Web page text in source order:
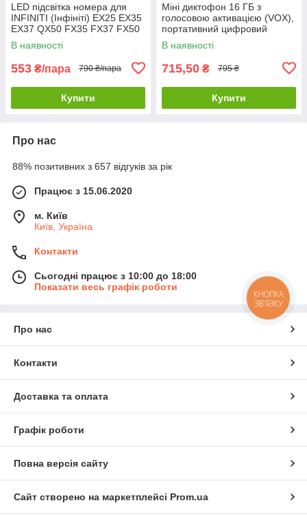
LED підсвітка номера для
INFINITI (Інфініті) EX25 EX35
EX37 QX50 FX35 FX37 FX50
QX70 Q45
В наявності
553 ₴/пара 790 ₴/пара
Купити
Міні диктофон 16 ГБ з
голосовою активацією (VOX),
портативний цифровий
аудіорекордер, запис до 192
годин
В наявності
715,50 ₴ 795 ₴
Купити
Про нас
88% позитивних з 657 відгуків за рік
Працює з 15.06.2020
м. Київ
Київ, Україна
Контакти
Сьогодні працює з 10:00 до 18:00
Показати весь графік роботи
Про нас
Контакти
Доставка та оплата
Графік роботи
Повна версія сайту
Сайт створено на маркетплейсі Prom.ua
КНОПКА
ЗВ'ЯЗКУ